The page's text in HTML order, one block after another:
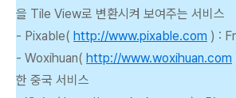
을 Tile View로 변환시켜 보여주는 서비스
- Pixable( http://www.pixable.com ) :
- Woxihuan( http://www.woxihuan.com
한 중국 서비스